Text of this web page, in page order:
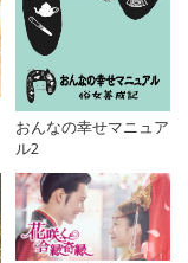
おんなの幸せマニュア
ル2